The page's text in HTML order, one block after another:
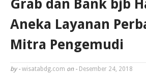
Grab dan Bank bjb
Aneka Layanan
Mitra Pengemudi
by - wisatabdg.com on - Desember 24, 2018